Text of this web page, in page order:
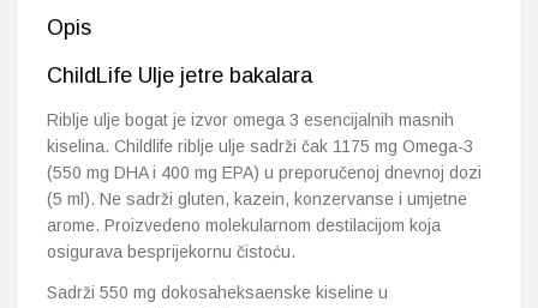
Opis
ChildLife Ulje jetre bakalara
Riblje ulje bogat je izvor omega 3 esencijalnih masnih
kiselina. Childlife riblje ulje sadrži čak 1175 mg Omega-3
(550 mg DHA i 400 mg EPA) u preporučenoj dnevnoj dozi
(5 ml). Ne sadrži gluten, kazein, konzervanse i umjetne
arome. Proizvedeno molekularnom destilacijom koja
osigurava besprijekornu čistoću.
Sadrži 550 mg dokosaheksaenske kiseline u